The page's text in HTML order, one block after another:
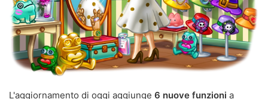
L'aggiornamento di oggi aggiunge 6 nuove funzioni a